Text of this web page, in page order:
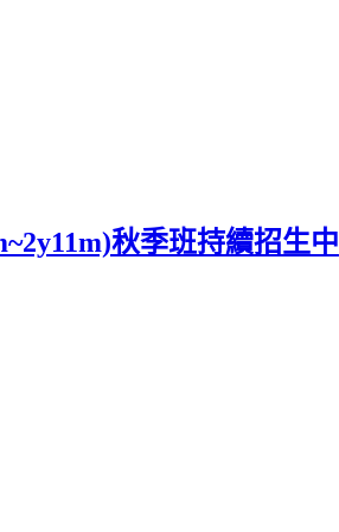
秋季班持續招生中